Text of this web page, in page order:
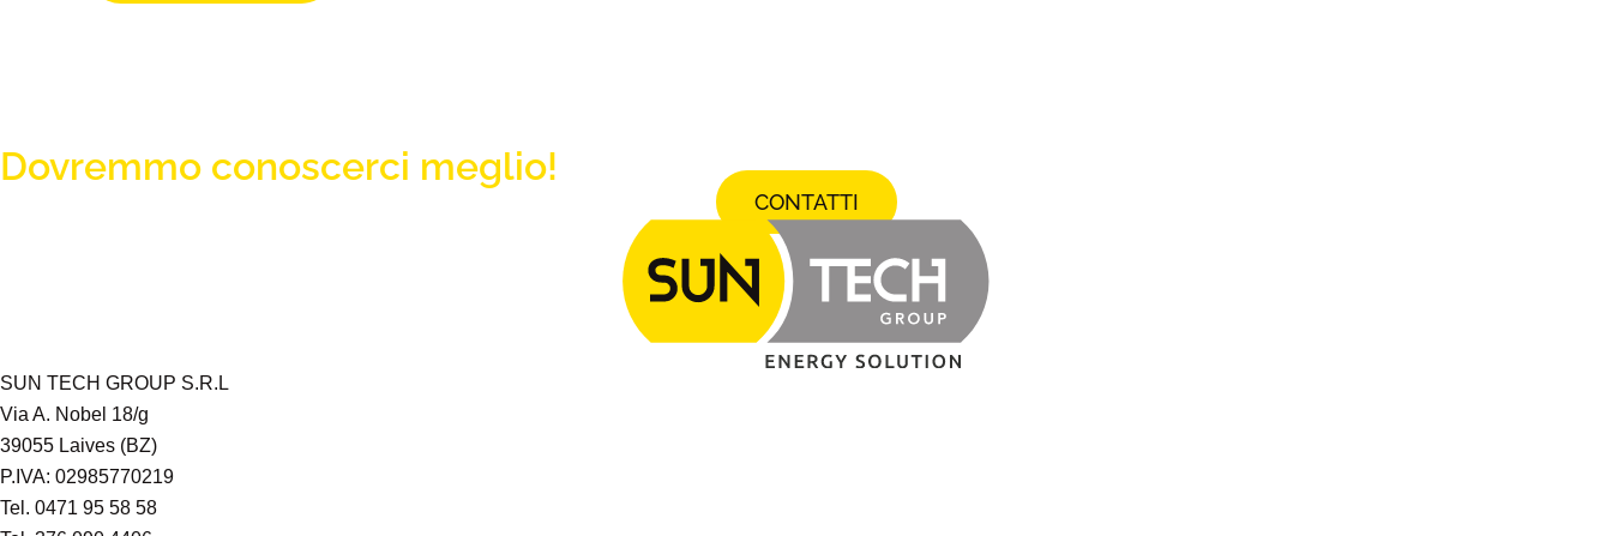
Dovremmo conoscerci meglio!
CONTATTI
SUN TECH GROUP S.R.L
Via A. Nobel 18/g
39055 Laives (BZ)
P.IVA: 02985770219
Tel. 0471 95 58 58